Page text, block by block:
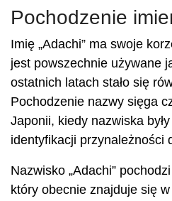
Pochodzenie
Imię „Adachi” ma swoje
jest powszechnie używane
ostatnich latach stało się
Pochodzenie nazwy sięga
Japonii, kiedy nazwiska
identyfikacji przynależności
Nazwisko „Adachi”
który obecnie znajduje się